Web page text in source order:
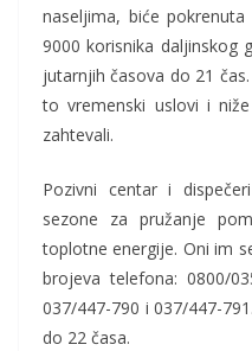
naseljima, biće
9000 korisnika daljinskog
jutarnjih časova do 21
to vremenski uslovi i
zahtevali.
Pozivni centar i
sezone za pružanje
toplotne energije. Oni im
brojeva telefona: 0800/
037/447-790 i 037/447-
do 22 časa.